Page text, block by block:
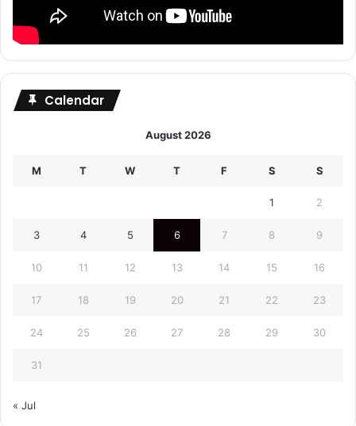
Calendar
August 2026
M T W T F S S
1 2
3 4 5 6 7 8 9
10 11 12 13 14 15 16
17 18 19 20 21 22 23
24 25 26 27 28 29 30
31
« Jul